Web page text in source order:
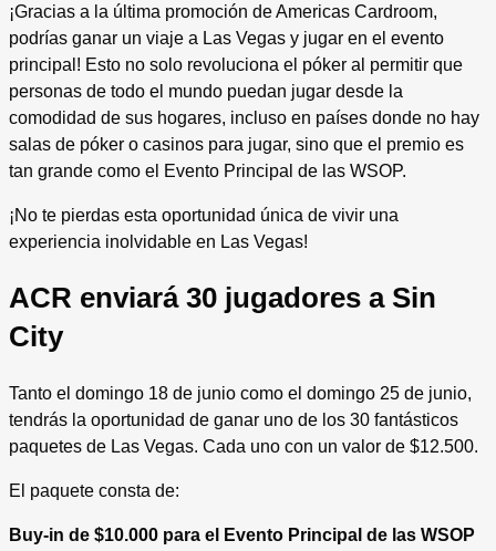
¡Gracias a la última promoción de Americas Cardroom,
podrías ganar un viaje a Las Vegas y jugar en el evento
principal! Esto no solo revoluciona el póker al permitir que
personas de todo el mundo puedan jugar desde la
comodidad de sus hogares, incluso en países donde no hay
salas de póker o casinos para jugar, sino que el premio es
tan grande como el Evento Principal de las WSOP.
¡No te pierdas esta oportunidad única de vivir una
experiencia inolvidable en Las Vegas!
ACR enviará 30 jugadores a Sin
City
Tanto el domingo 18 de junio como el domingo 25 de junio,
tendrás la oportunidad de ganar uno de los 30 fantásticos
paquetes de Las Vegas. Cada uno con un valor de $12.500.
El paquete consta de:
Buy-in de $10.000 para el Evento Principal de las WSOP